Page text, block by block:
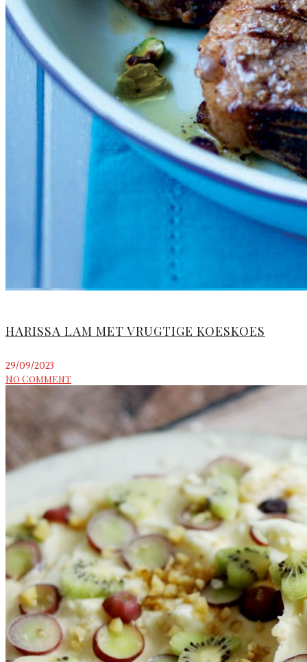
HARISSA LAM MET VRUGTIGE KOESKOES
29/09/2023
No Comment